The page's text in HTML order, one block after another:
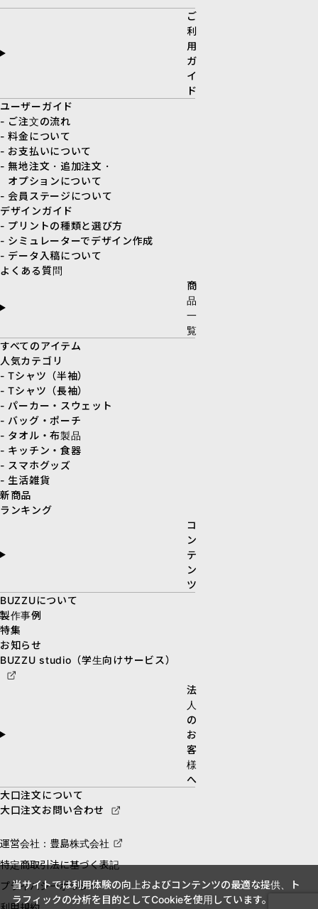
ご
利
用
ガ
イ
ド
ユーザーガイド
- ご注文の流れ
- 料金について
- お支払いについて
- 無地注文・追加注文・
オプションについて
- 会員ステージについて
デザインガイド
- プリントの種類と選び方
- シミュレーターでデザイン作成
- データ入稿について
よくある質問
商
品
一
覧
すべてのアイテム
人気カテゴリ
- Tシャツ（半袖）
- Tシャツ（長袖）
- パーカー・スウェット
- バッグ・ポーチ
- タオル・布製品
- キッチン・食器
- スマホグッズ
- 生活雑貨
新商品
ランキング
コ
ン
テ
ン
ツ
BUZZUについて
製作事例
特集
お知らせ
BUZZU studio（学生向けサービス）
法
人
の
お
客
様
へ
大口注文について
大口注文お問い合わせ
運営会社：豊島株式会社
特定商取引法に基づく表記
プライバシーポリシー
当サイトでは利用体験の向上およびコンテンツの最適な提供、ト
ラフィックの分析を目的としてCookieを使用しています。